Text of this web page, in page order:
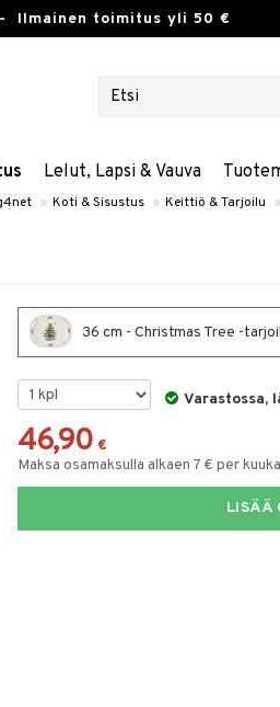
Ilmainen toimitus yli 50 €
Lelut, Lapsi & Vauva
» Koti & Sisustus » Keittiö & Tarjoilu »
36 cm - Christmas Tree -
Varastossa,
46,90 €
Maksa osamaksulla alkaen 7 € per
LISÄÄ